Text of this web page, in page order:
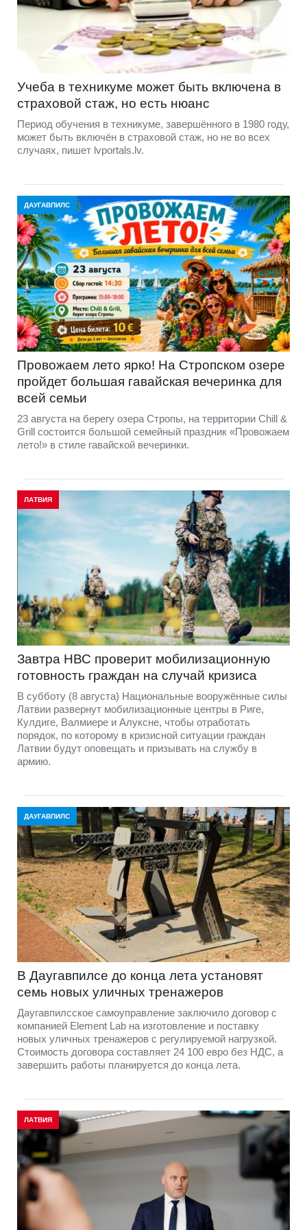
Учеба в техникуме может быть включена в
страховой стаж, но есть нюанс
Период обучения в техникуме, завершённого в 1980 году,
может быть включён в страховой стаж, но не во всех
случаях, пишет lvportals.lv.
ДАУГАВПИЛС
Провожаем лето ярко! На Стропском озере
пройдет большая гавайская вечеринка для
всей семьи
23 августа на берегу озера Стропы, на территории Chill &
Grill состоится большой семейный праздник «Провожаем
лето!» в стиле гавайской вечеринки.
ЛАТВИЯ
Завтра НВС проверит мобилизационную
готовность граждан на случай кризиса
В субботу (8 августа) Национальные вооружённые силы
Латвии развернут мобилизационные центры в Риге,
Кулдиге, Валмиере и Алуксне, чтобы отработать
порядок, по которому в кризисной ситуации граждан
Латвии будут оповещать и призывать на службу в
армию.
ДАУГАВПИЛС
В Даугавпилсе до конца лета установят
семь новых уличных тренажеров
Даугавпилсское самоуправление заключило договор с
компанией Element Lab на изготовление и поставку
новых уличных тренажеров с регулируемой нагрузкой.
Стоимость договора составляет 24 100 евро без НДС, а
завершить работы планируется до конца лета.
ЛАТВИЯ